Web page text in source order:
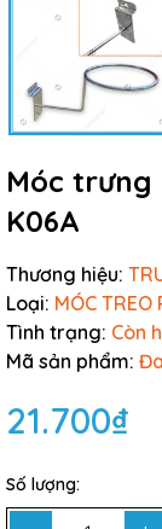
Móc trưng
K06A
Thương hiệu:
Loại: MÓC TREO
Tình trạng: Còn
Mã sản phẩm:
21.700₫
Số lượng: